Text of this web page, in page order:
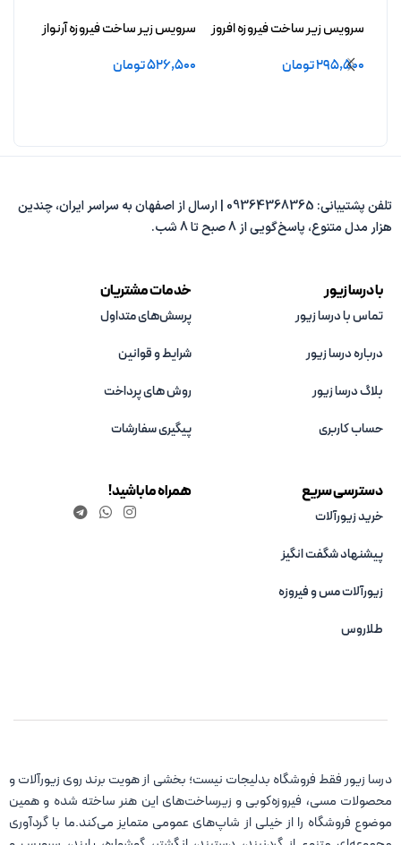
سرویس زیر ساخت فیروزه افروز
295,500تومان
سرویس زیر ساخت فیروزه آرنواز
526,500تومان
تلفن پشتیبانی: 09364368365 | ارسال از اصفهان به سراسر ایران، چندین
هزار مدل متنوع، پاسخ‌گویی از 8 صبح تا 8 شب.
با درسا زیور
تماس با درسا زیور
درباره درسا زیور
بلاگ درسا زیور
حساب کاربری
خدمات مشتریان
پرسش‌های متداول
شرایط و قوانین
روش های پرداخت
پیگیری سفارشات
دسترسی سریع
خرید زیورآلات
پیشنهاد شگفت انگیز
زیورآلات مس و فیروزه‌
طلاروس
همراه ما باشید!
درسا زیور فقط فروشگاه بدلیجات نیست؛ بخشی از هویت برند روی زیورآلات و
محصولات مسی، فیروزه‌کوبی و زیرساخت‌های این هنر ساخته شده و همین
موضوع فروشگاه را از خیلی از شاپ‌های عمومی متمایز می‌کند.ما با گردآوری